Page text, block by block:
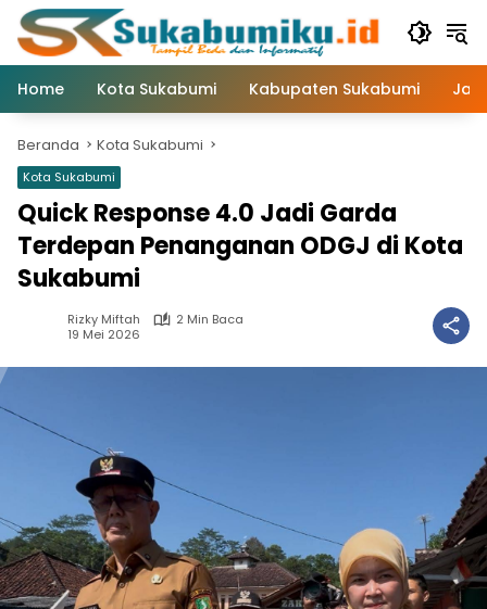
Langsung
konten
Home
Kota Sukabumi Kabupaten Sukabumi
Beranda Kota Sukabumi
Kota Sukabumi
Quick Response 4.0 Jadi Garda
Terdepan Penanganan ODGJ di Kota
Sukabumi
Rizky Miftah
2 Min Baca
19 Mei 2026